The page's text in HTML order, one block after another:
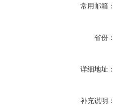
常用邮箱
省份
详细地址
补充说明